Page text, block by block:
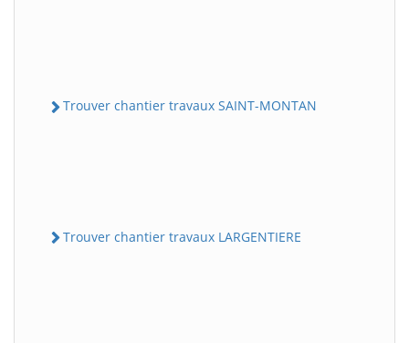
Trouver chantier travaux SAINT-MONTAN
Trouver chantier travaux LARGENTIERE